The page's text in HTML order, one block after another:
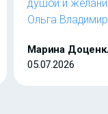
душой и
Ольга
Марина
05.07.2026